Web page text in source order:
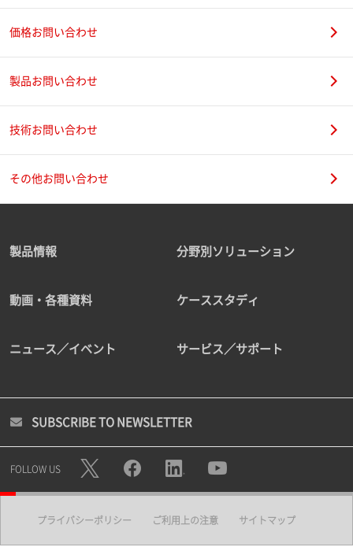
価格お問い合わせ
製品お問い合わせ
技術お問い合わせ
その他お問い合わせ
製品情報 分野別ソリューション
動画・各種資料 ケーススタディ
ニュース／イベント サービス／サポート
SUBSCRIBE TO NEWSLETTER
FOLLOW US
プライバシーポリシー ご利用上の注意 サイトマップ